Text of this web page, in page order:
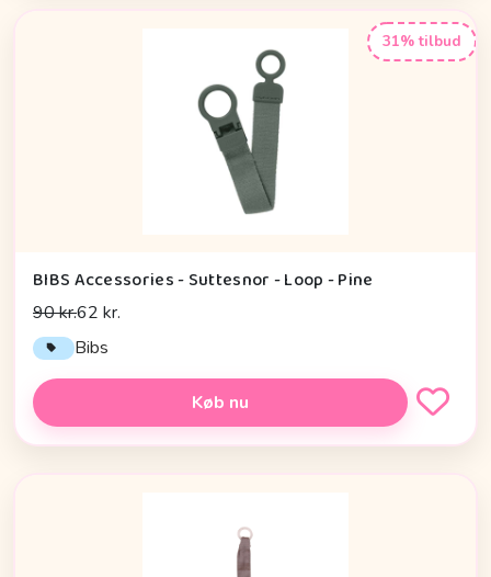
31% tilbud
BIBS Accessories - Suttesnor - Loop - Pine
90 kr.62 kr.
Bibs
Køb nu